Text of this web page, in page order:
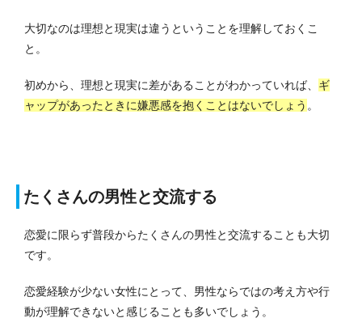
大切なのは理想と現実は違うということを理解しておくこ
と。
初めから、理想と現実に差があることがわかっていれば、 ギ
ャップがあったときに嫌悪感を抱くことはないでしょう 。
たくさんの男性と交流する
恋愛に限らず普段からたくさんの男性と交流することも大切
です。
恋愛経験が少ない女性にとって、男性ならではの考え方や行
動が理解できないと感じることも多いでしょう。